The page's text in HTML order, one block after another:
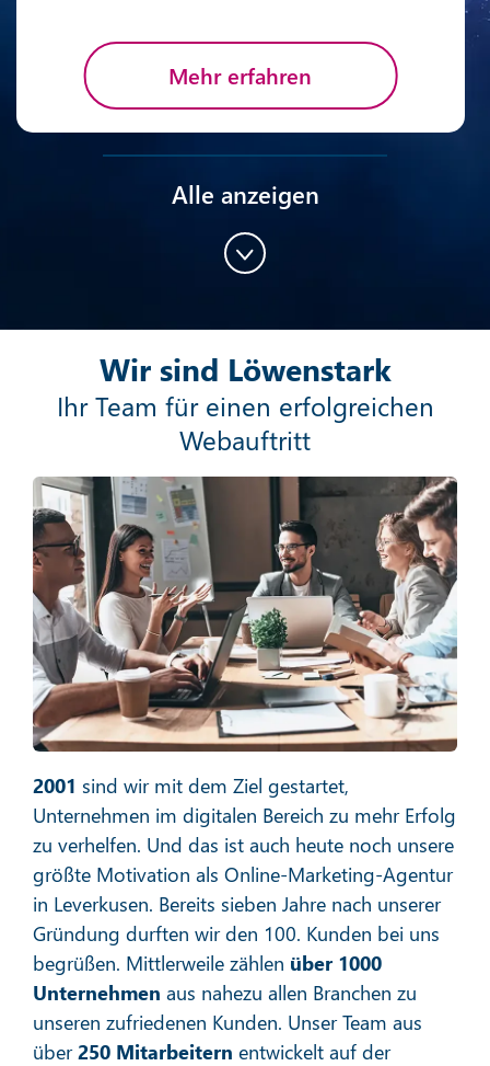
Mehr erfahren
Mehr erfahren
Social Media Marketing
Mehr erfahren
E-Mail-Marketing
Mehr erfahren
Alle anzeigen
Wir sind Löwenstark
Ihr Team für einen erfolgreichen
Webauftritt
2001 sind wir mit dem Ziel gestartet,
Unternehmen im digitalen Bereich zu mehr Erfolg
zu verhelfen. Und das ist auch heute noch unsere
größte Motivation als Online-Marketing-Agentur
in Leverkusen. Bereits sieben Jahre nach unserer
Gründung durften wir den 100. Kunden bei uns
begrüßen. Mittlerweile zählen über 1000
Unternehmen aus nahezu allen Branchen zu
unseren zufriedenen Kunden. Unser Team aus
über250 Mitarbeitern entwickelt auf der